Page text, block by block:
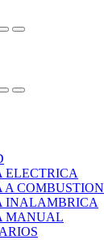
ELECTRICA
A COMBUSTION
INALAMBRICA
MANUAL